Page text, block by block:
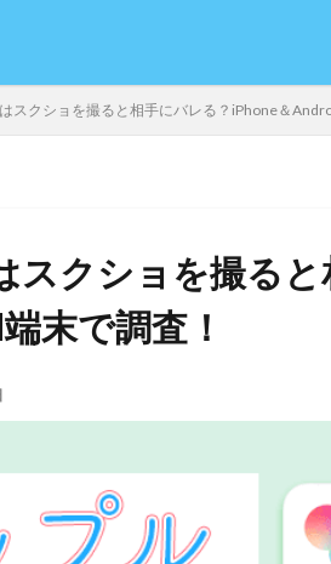
スクショを撮ると相手にバレる？iPhone＆
スクショを撮る
末で調査！